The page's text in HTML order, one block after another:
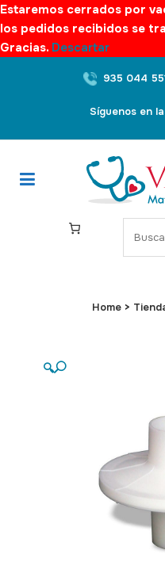
Estaremos cerrados por
los pedidos recibidos se
Gracias. Descartar
935 044
Síguenos en
S
e
c
Home >
🔍